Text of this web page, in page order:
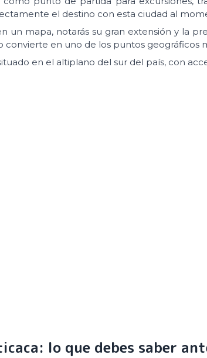
el destino con esta ciudad al
un mapa, notarás su gran extensión y la
convierte en uno de los puntos geográficos
en el altiplano del sur del país, con
lo que debes saber